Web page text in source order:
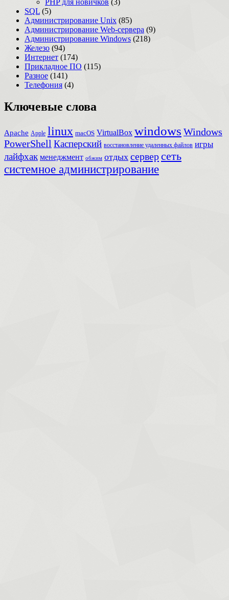
SQL (5)
Администрирование Unix (85)
Администрирование Web-сервера (9)
Администрирование Windows (218)
Железо (94)
Интернет (174)
Прикладное ПО (115)
Разное (141)
Телефония (4)
Ключевые слова
Apache Apple linux macOS VirtualBox windows Windows
PowerShell Касперский восстановление удаленных файлов игры
лайфхак менеджмент обжим отдых серверсеть
системное администрирование